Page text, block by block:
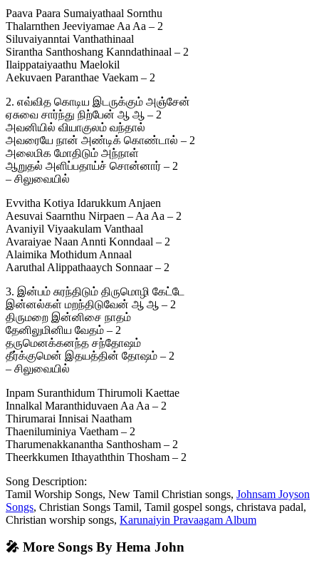
Paava Paara Sumaiyathaal Sornthu
Thalarnthen Jeeviyamae Aa Aa – 2
Siluvaiyanntai Vanthathinaal
Sirantha Santhoshang Kanndathinaal – 2
Ilaippataiyaathu Maelokil
Aekuvaen Paranthae Vaekam – 2
2. எவ்வித கொடிய இடருக்கும் அஞ்சேன்
ஏசுவை சார்ந்து நிற்பேன் ஆ ஆ – 2
அவனியில் வியாகுலம் வந்தால்
அவரையே நான் அண்டிக் கொண்டால் – 2
அலைமிக மோதிடும் அந்நாள்
ஆறுதல் அளிப்பதாய்ச் சொன்னார் – 2
– சிலுவையில்
Evvitha Kotiya Idarukkum Anjaen
Aesuvai Saarnthu Nirpaen – Aa Aa – 2
Avaniyil Viyaakulam Vanthaal
Avaraiyae Naan Annti Konndaal – 2
Alaimika Mothidum Annaal
Aaruthal Alippathaaych Sonnaar – 2
3. இன்பம் சுரந்திடும் திருமொழி கேட்டே
இன்னல்கள் மறந்திடுவேன் ஆ ஆ – 2
திருமறை இன்னிசை நாதம்
தேனிலுமினிய வேதம் – 2
தருமெனக்கனந்த சந்தோஷம்
தீர்க்குமென் இதயத்தின் தோஷம் – 2
– சிலுவையில்
Inpam Suranthidum Thirumoli Kaettae
Innalkal Maranthiduvaen Aa Aa – 2
Thirumarai Innisai Naatham
Thaeniluminiya Vaetham – 2
Tharumenakkanantha Santhosham – 2
Theerkkumen Ithayaththin Thosham – 2
Song Description:
Tamil Worship Songs, New Tamil Christian songs, Johnsam Joyson
Songs, Christian Songs Tamil, Tamil gospel songs, christava padal,
Christian worship songs, Karunaiyin Pravaagam Album
🎤 More Songs By Hema John